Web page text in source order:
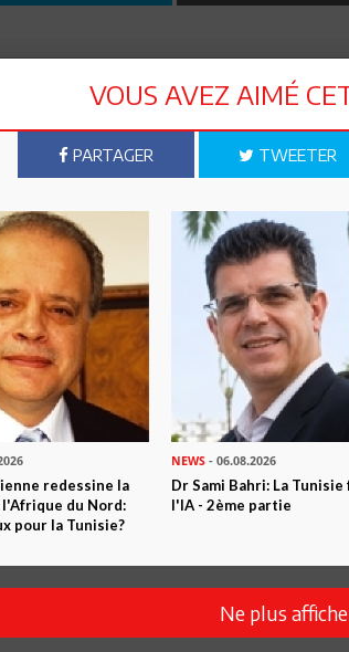
CET ARTICLE
VOUS AVEZ AIMÉ
PARTAGER TWEETER
redessine la
du Nord:
pour la Tunisie?
NEWS - 06.08.2026
Dr Sami Bahri: La Tunisie
l'IA - 2ème partie
Ne plus